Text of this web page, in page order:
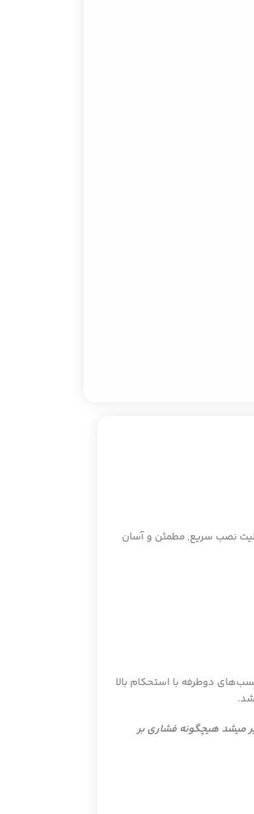
نصب سریع, مطمئن و آسان
دوطرفه با استحکام بالا
میشد هیچگونه فشاری بر